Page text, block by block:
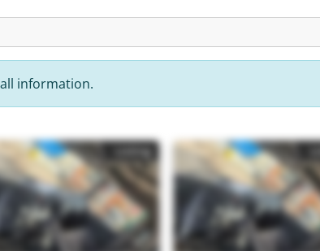
information.